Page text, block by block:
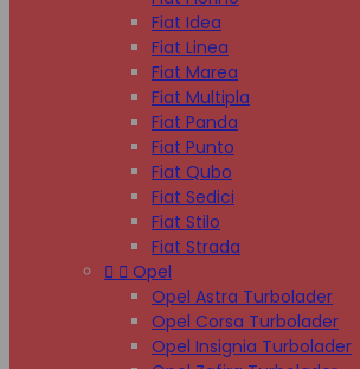
Fiat Idea
Fiat Linea
Fiat Marea
Fiat Multipla
Fiat Panda
Fiat Punto
Fiat Qubo
Fiat Sedici
Fiat Stilo
Fiat Strada
  Opel
Opel Astra Turbolader
Opel Corsa Turbolader
Opel Insignia Turbolader